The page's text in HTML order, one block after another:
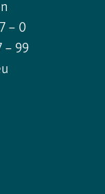
– 0
– 99